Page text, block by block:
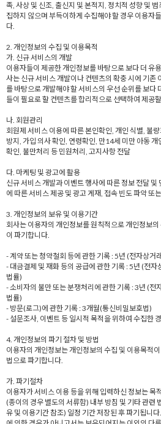
족, 사상 및 신조, 출신지 및 본적지, 정치적 성향 및
집하지 않으며 부득이하게 수집해야 할 경우 이용자
다.
2. 개인정보의 수집 및 이용목적
가. 신규 서비스의 개발
이용자들이 제공한 개인정보를 바탕으로 보다 더 유
사는 신규 서비스 개발이나 컨텐츠의 확충 시에 기존
를 바탕으로 개발해야 할 서비스의 우선 순위를 보다
들이 필요로 할 컨텐츠를 합리적으로 선택하여 제공
나. 회원관리
회원제 서비스 이용에 따른 본인확인, 개인 식별, 불
방지, 가입 의사 확인, 연령확인, 만14세 미만 아동
확인, 불만처리 등 민원처리, 고지사항 전달
다. 마케팅 및 광고에 활용
신규 서비스 개발과 이벤트 행사에 따른 정보 전달
에 따른 서비스 제공 및 광고 게재, 접속 빈도 파악 또
3. 개인정보의 보유 및 이용기간
회사는 이용자의 개인정보를 원칙적으로 개인정보
이 파기합니다.
- 계약 또는 청약철회 등에 관한 기록 : 5년 (전자상거
- 대금결제 및 재화 등의 공급에 관한 기록 : 5년 (전
법률)
- 소비자의 불만 또는 분쟁처리에 관한 기록 : 3년 (
법률)
- 방문(로그)에 관한 기록 : 3개월(통신비밀보호법)
- 설문조사, 이벤트 등 일시적 목적을 위하여 수집한
4. 개인정보의 파기 절차 및 방법
이용자의 개인정보는 개인정보의 수집 및 이용목적
법으로 파기합니다.
가. 파기절차
이용자가 서비스 이용 등을 위해 입력하신 정보는 목
(종이의 경우 별도의 서류함) 내부 방침 및 기타 관련
유 및 이용기간 참조) 일정 기간 저장된 후 파기됩니